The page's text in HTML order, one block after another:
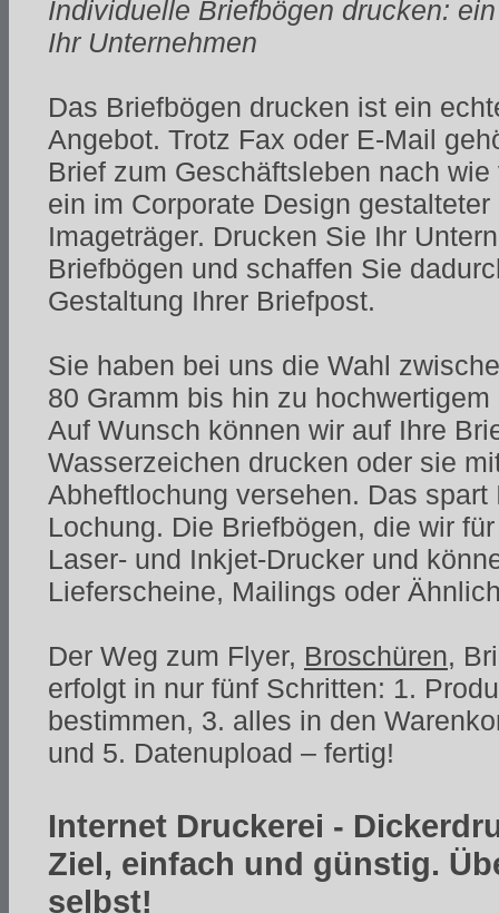
Individuelle Briefbögen drucken:
Ihr Unternehmen
Das Briefbögen drucken ist ein
Angebot. Trotz Fax oder E-Mail
Brief zum Geschäftsleben nach
ein im Corporate Design
Imageträger. Drucken Sie Ihr
Briefbögen und schaffen Sie
Gestaltung Ihrer Briefpost.
Sie haben bei uns die Wahl
80 Gramm bis hin zu
Auf Wunsch können wir auf Ihre
Wasserzeichen drucken oder sie
Abheftlochung versehen. Das
Lochung. Die Briefbögen, die wir
Laser- und Inkjet-Drucker und
Lieferscheine, Mailings oder
Der Weg zum Flyer, Broschüren,
erfolgt in nur fünf Schritten: 1.
bestimmen, 3. alles in den
und 5. Datenupload – fertig!
Internet Druckerei -
Ziel, einfach und günstig.
selbst!